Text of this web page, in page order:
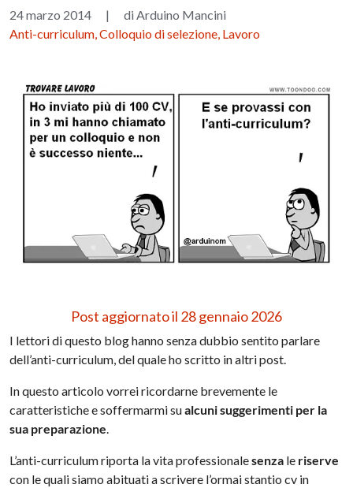
24 marzo 2014 |
di Arduino Mancini
Anti-curriculum, Colloquio di selezione, Lavoro
Post aggiornato il 28 gennaio 2026
I lettori di questo blog hanno senza dubbio sentito parlare
dell’anti-curriculum, del quale ho scritto in altri post.
In questo articolo vorrei ricordarne brevemente le
caratteristiche e soffermarmi sualcuni suggerimenti per la
sua preparazione.
L’anti-curriculum riporta la vita professionalesenza le riserve
con le quali siamo abituati a scrivere l’ormai stantio cv in